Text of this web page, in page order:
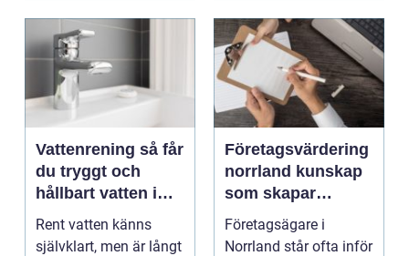
Vattenrening så får
du tryggt och
hållbart vatten i
vardagen
Rent vatten känns
självklart, men är långt
Företagsvärdering
norrland kunskap
som skapar
tryggare affärer
Företagsägare i
Norrland står ofta inför